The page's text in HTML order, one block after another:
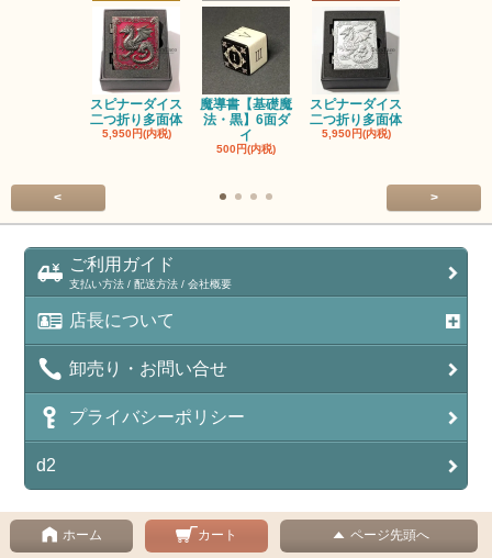
スピナーダイス
二つ折り多面体
5,950円(内税)
魔導書【基礎魔
法・黒】6面ダ
イ
500円(内税)
スピナーダイス
二つ折り多面体
5,950円(内税)
< >
ご利用ガイド
支払い方法 / 配送方法 / 会社概要
店長について
卸売り・お問い合せ
プライバシーポリシー
d2
ホーム カート ページ先頭へ